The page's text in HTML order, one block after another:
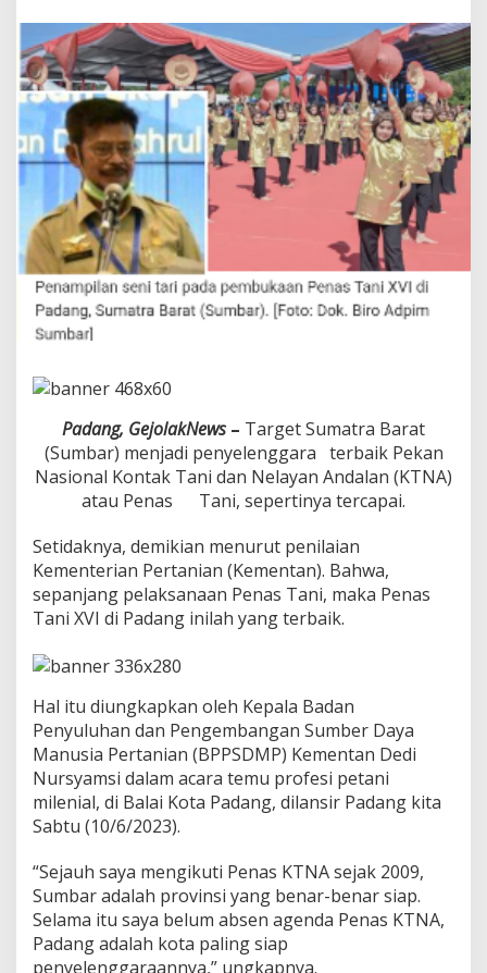
l
a
i
S
u
m
b
a
P
e
n
y
e
l
e
g
a
r
a
P
e
n
s
T
a
n
i
r
a
i
k
Padang, GejolakNews– Target Sumatra Barat
(Sumbar) menjadi penyelenggara terbaik Pekan
Nasional Kontak Tani dan Nelayan Andalan (KTNA)
atau Penas Tani, sepertinya tercapai.
Setidaknya, demikian menurut penilaian
Kementerian Pertanian (Kementan). Bahwa,
sepanjang pelaksanaan Penas Tani, maka Penas
Tani XVI di Padang inilah yang terbaik.
Hal itu diungkapkan oleh Kepala Badan
Penyuluhan dan Pengembangan Sumber Daya
Manusia Pertanian (BPPSDMP) Kementan Dedi
Nursyamsi dalam acara temu profesi petani
milenial, di Balai Kota Padang, dilansir Padang kita
Sabtu (10/6/2023).
“Sejauh saya mengikuti Penas KTNA sejak 2009,
Sumbar adalah provinsi yang benar-benar siap.
Selama itu saya belum absen agenda Penas KTNA,
Padang adalah kota paling siap
penyelenggaraannya,” ungkapnya.